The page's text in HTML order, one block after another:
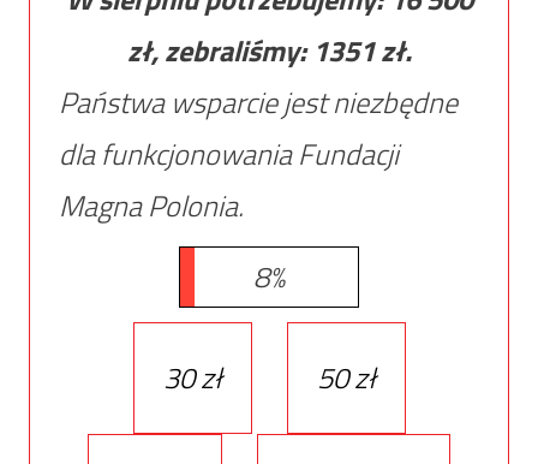
zł, zebraliśmy: 1351zł.
Państwa wsparcie jest niezbędne
dla funkcjonowania Fundacji
Magna Polonia.
8%
30 zł 50 zł